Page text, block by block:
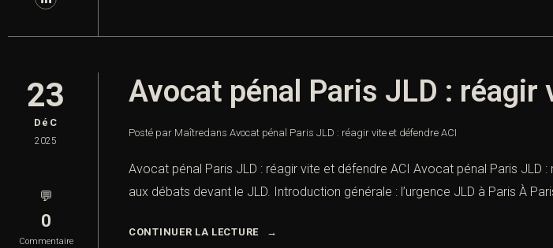
23
DéC
2025
💬
0
Commentaire
Avocat pénal Paris JLD : réagir
Posté par Maîtredans Avocat pénal Paris JLD : réagir vite et défendre ACI
Avocat pénal Paris JLD : réagir vite et défendre ACI Avocat pénal Paris
aux débats devant le JLD. Introduction générale : l’urgence JLD à Paris À
CONTINUER LA LECTURE